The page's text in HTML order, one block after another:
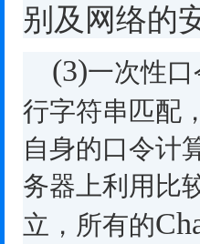
别及网络的
(3)一次性
行字符串匹配
自身的口令计
务器上利用比
立，所有的